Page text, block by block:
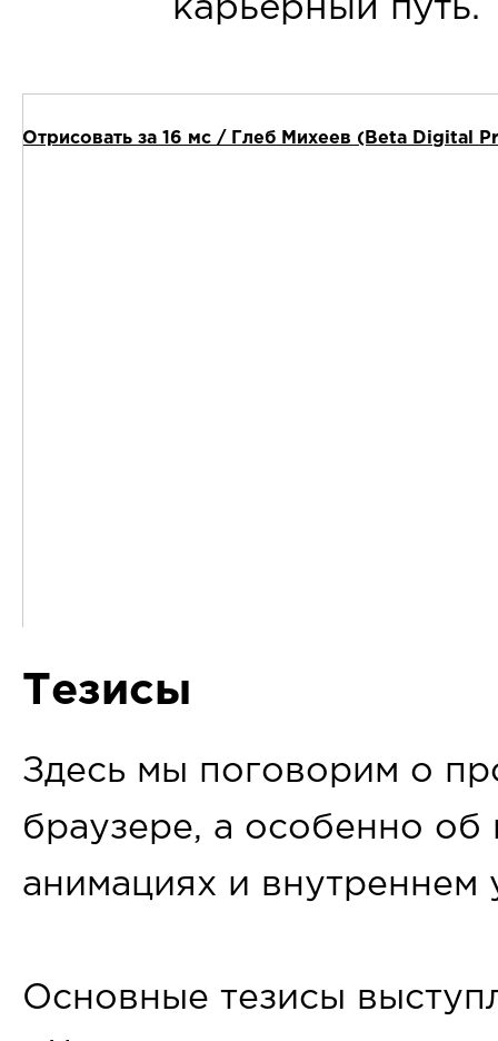
карьерный путь.
Отрисовать за 16 мс / Глеб Михеев (Beta Digital
Тезисы
Здесь мы поговорим о
браузере, а особенно об
анимациях и внутреннем
Основные тезисы